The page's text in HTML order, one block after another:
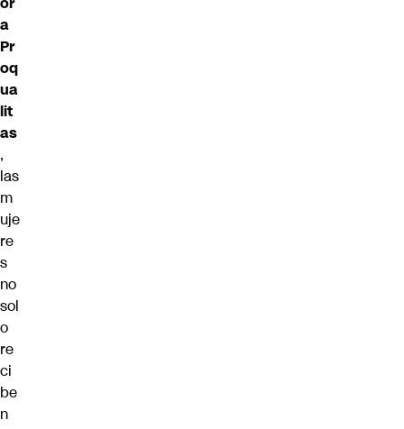
a
Pr
oq
ua
lit
as
,
las
m
uje
re
s
no
sol
o
re
ci
be
n